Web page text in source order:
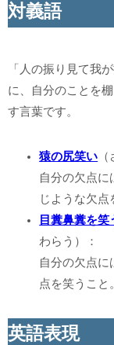
対義語
「人の振り見て我
に、自分のことを
す言葉です。
猿の尻笑い
自分の欠点に
じような欠点
目糞鼻糞を笑
わらう）：
自分の欠点に
点を笑うこと
英語表現